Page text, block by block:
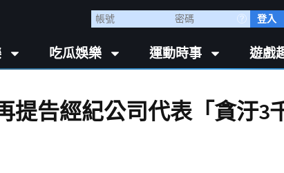
登入
吃瓜娛樂 運動時事 遊戲
提告經紀公司代表「貪汙